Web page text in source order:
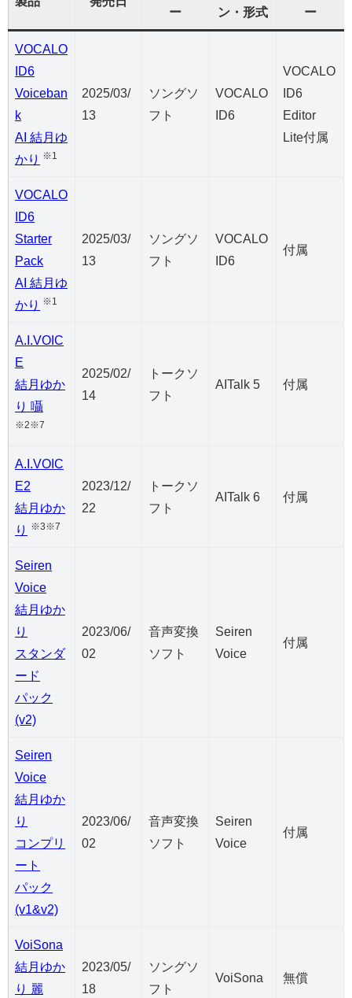
ー
ン・形式 ー
VOCALO
ID6
Voiceban
k
AI 結月ゆ
かり
※1
2025/03/
13
ソングソ
フト
VOCALO
ID6
VOCALO
ID6
Editor
Lite付属
VOCALO
ID6
Starter
Pack
AI 結月ゆ
かり
※1
2025/03/
13
ソングソ
フト
VOCALO
ID6
付属
A.I.VOIC
E
結月ゆか
り 囁
※2※7
2025/02/
14
トークソ
フト
AITalk 5 付属
A.I.VOIC
E2
結月ゆか
り
※3※7
2023/12/
22
トークソ
フト
AITalk 6 付属
Seiren
Voice
結月ゆか
り
スタンダ
ード
パック
(v2)
2023/06/
02
音声変換
ソフト
Seiren
Voice
付属
Seiren
Voice
結月ゆか
り
コンプリ
ート
パック
(v1&v2)
2023/06/
02
音声変換
ソフト
Seiren
Voice
付属
VoiSona
結月ゆか
り 麗
2023/05/
18
ソングソ
フト
VoiSona 無償